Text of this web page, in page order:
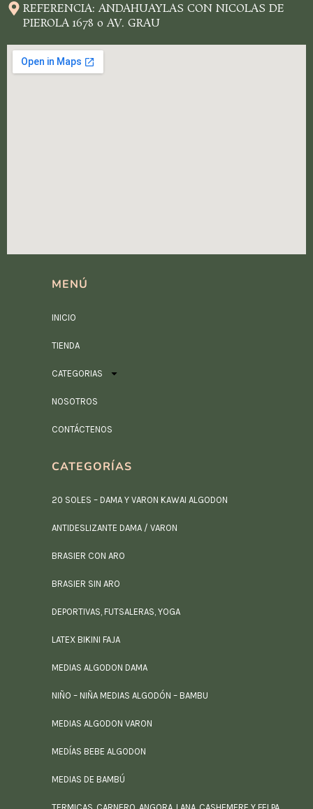
REFERENCIA: ANDAHUAYLAS CON NICOLAS DE
PIEROLA 1678 o AV. GRAU
MENÚ
INICIO
TIENDA
CATEGORIAS
NOSOTROS
CONTÁCTENOS
CATEGORÍAS
20 SOLES – DAMA Y VARON KAWAI ALGODON
ANTIDESLIZANTE DAMA / VARON
BRASIER CON ARO
BRASIER SIN ARO
DEPORTIVAS, FUTSALERAS, YOGA
LATEX BIKINI FAJA
MEDIAS ALGODON DAMA
NIÑO – NIÑA MEDIAS ALGODÓN – BAMBU
MEDIAS ALGODON VARON
MEDÍAS BEBE ALGODON
MEDIAS DE BAMBÚ